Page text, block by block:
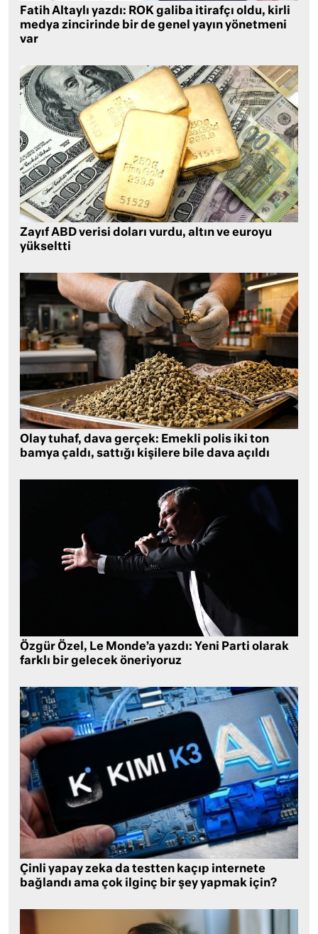
Fatih Altaylı yazdı: ROK galiba itirafçı oldu, kirli
medya zincirinde bir de genel yayın yönetmeni
var
Zayıf ABD verisi doları vurdu, altın ve euroyu
yükseltti
Olay tuhaf, dava gerçek: Emekli polis iki ton
bamya çaldı, sattığı kişilere bile dava açıldı
Özgür Özel, Le Monde’a yazdı: Yeni Parti olarak
farklı bir gelecek öneriyoruz
Çinli yapay zeka da testten kaçıp internete
bağlandı ama çok ilginç bir şey yapmak için?